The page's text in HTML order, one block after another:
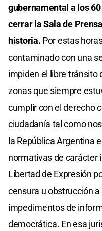
gubernamental a los
cerrar la Sala de
historia. Por estas
contaminado con una
impiden el libre tránsito
zonas que siempre
cumplir con el derecho
ciudadanía tal como
la República Argentina
normativas de carácter
Libertad de Expresión
censura u obstrucción
impedimentos de
democrática. En esa